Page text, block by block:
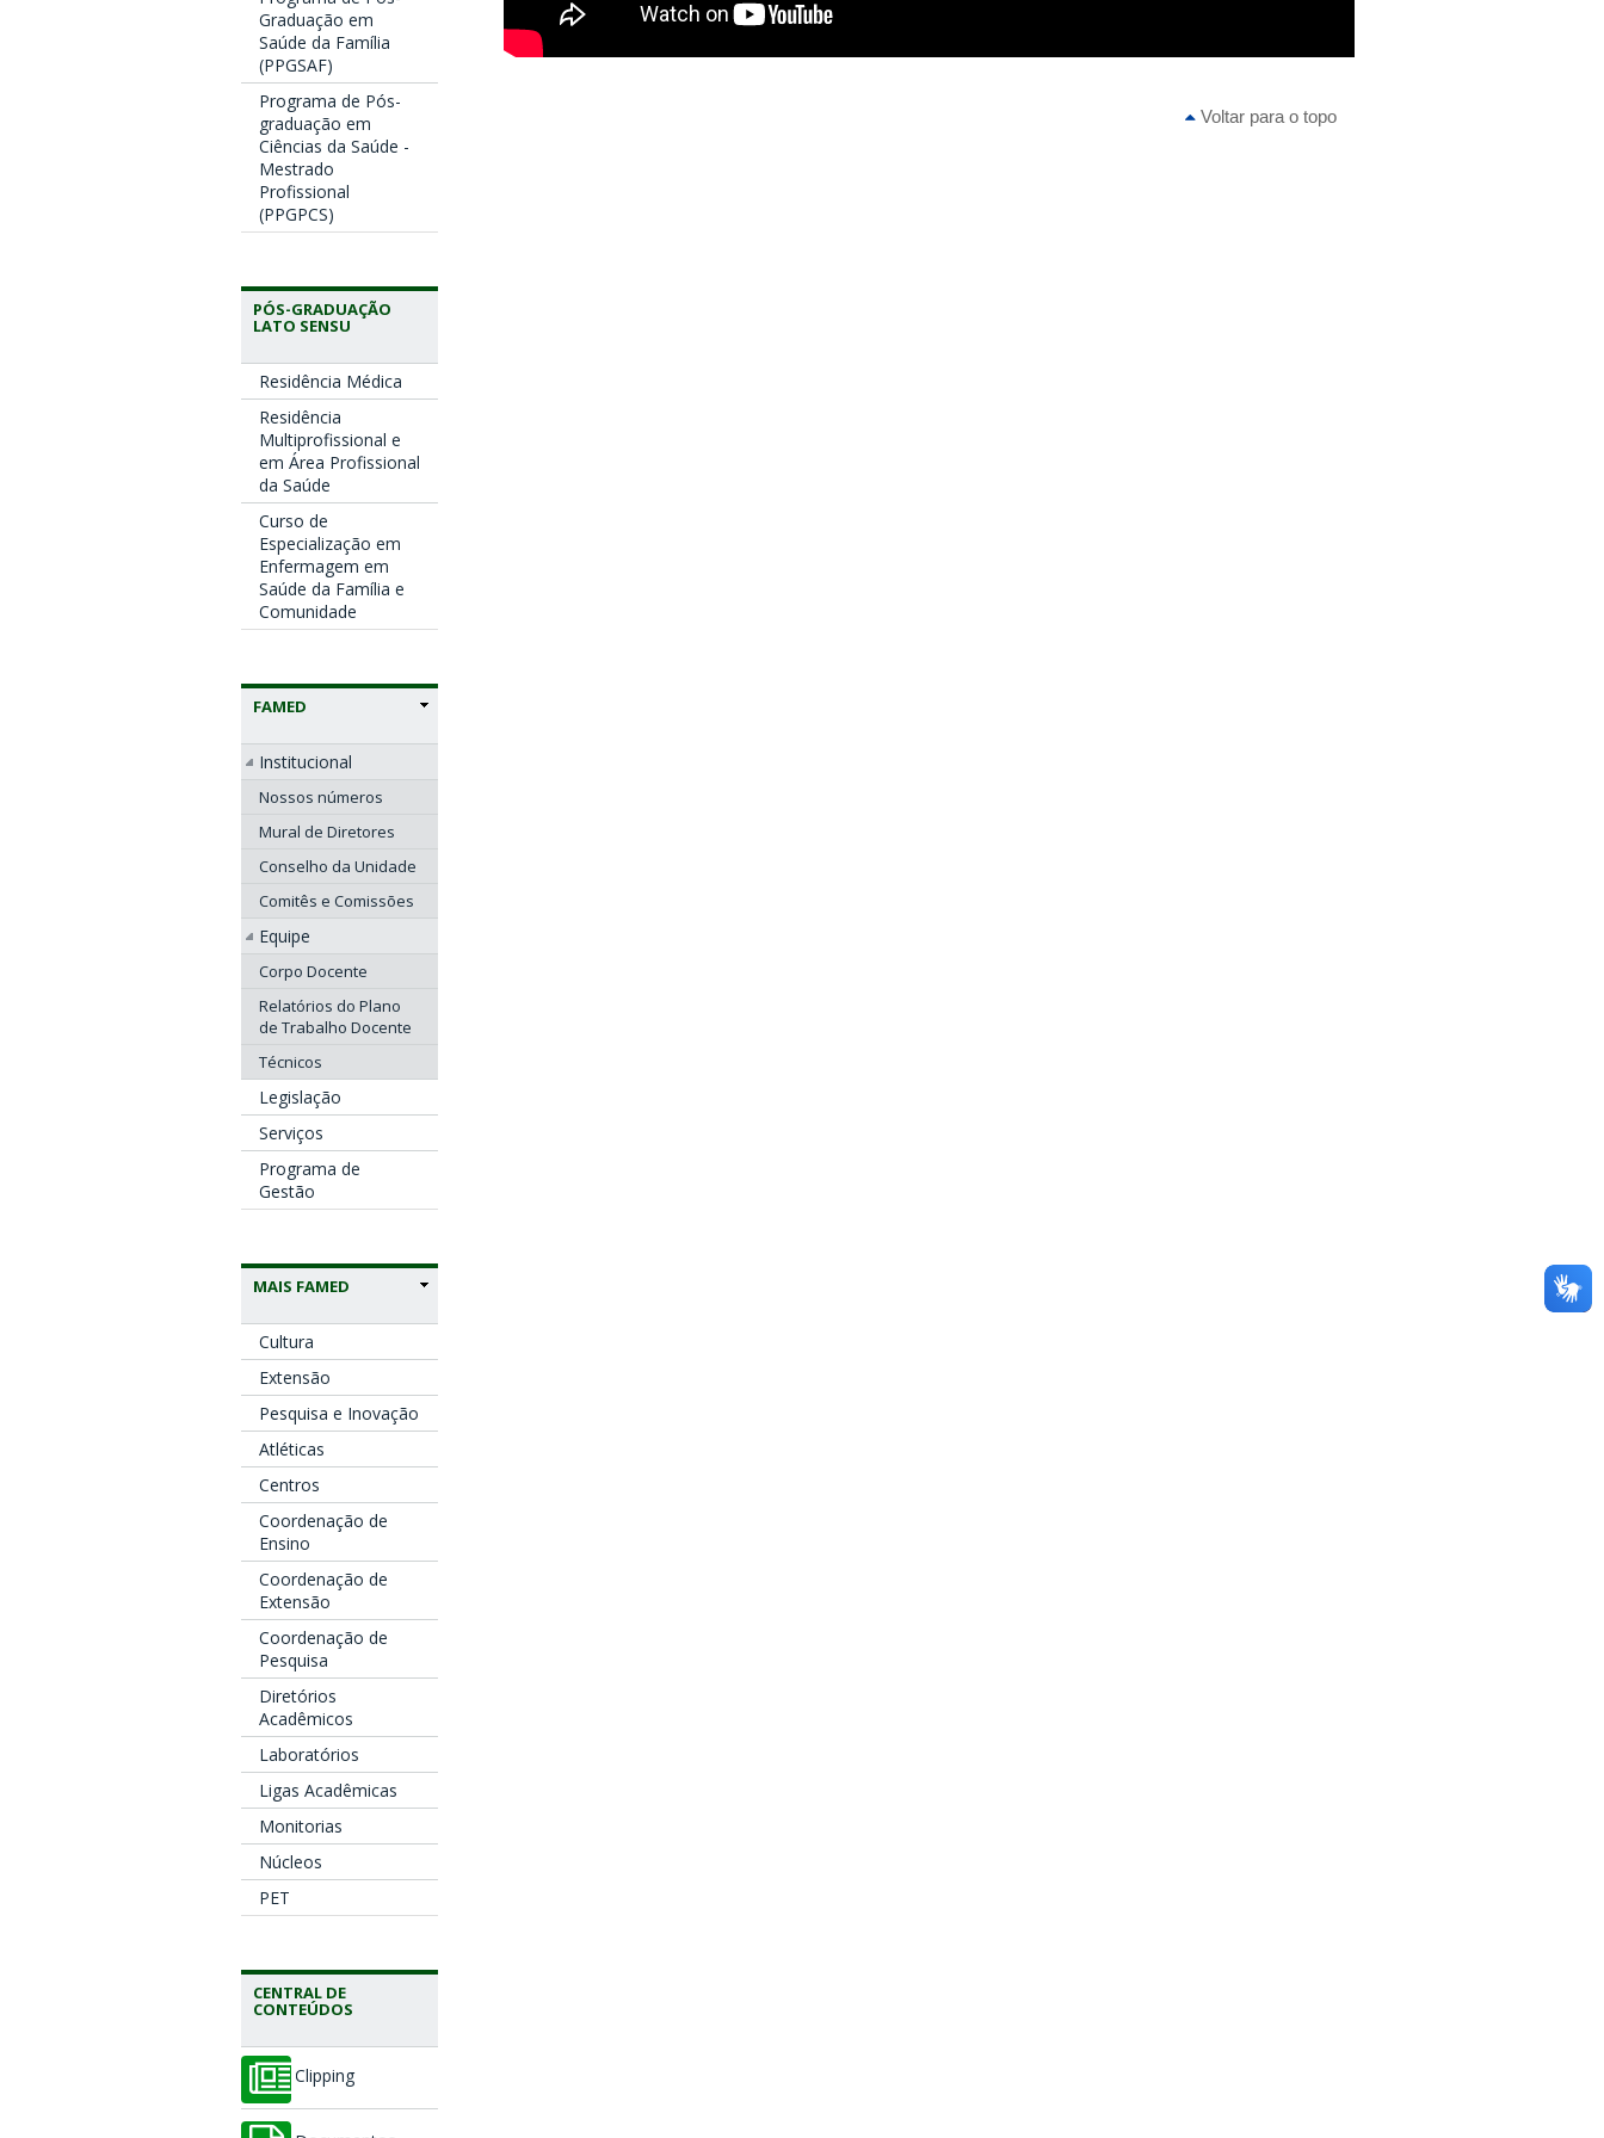
Graduação em
Saúde da Família
(PPGSAF)
Programa de Pós-
graduação em
Ciências da Saúde -
Mestrado
Profissional
(PPGPCS)
PÓS-GRADUAÇÃO
LATO SENSU
Residência Médica
Residência
Multiprofissional e
em Área Profissional
da Saúde
Curso de
Especialização em
Enfermagem em
Saúde da Família e
Comunidade
FAMED
Institucional
Nossos números
Mural de Diretores
Conselho da Unidade
Comitês e Comissões
Equipe
Corpo Docente
Relatórios do Plano
de Trabalho Docente
Técnicos
Legislação
Serviços
Programa de
Gestão
MAIS FAMED
Cultura
Extensão
Pesquisa e Inovação
Atléticas
Centros
Coordenação de
Ensino
Coordenação de
Extensão
Coordenação de
Pesquisa
Diretórios
Acadêmicos
Laboratórios
Ligas Acadêmicas
Monitorias
Núcleos
PET
CENTRAL DE
CONTEÚDOS
Clipping
Voltar para o topo